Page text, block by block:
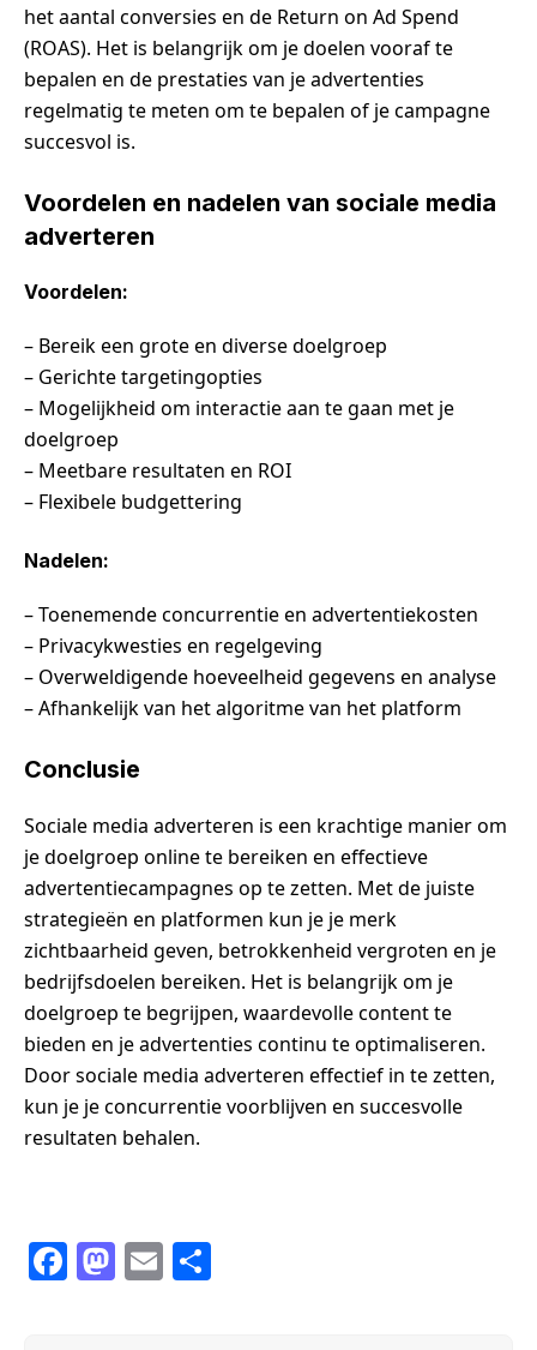
het aantal conversies en de Return on Ad Spend
(ROAS). Het is belangrijk om je doelen vooraf te
bepalen en de prestaties van je advertenties
regelmatig te meten om te bepalen of je campagne
succesvol is.
Voordelen en nadelen van sociale media
adverteren
Voordelen:
– Bereik een grote en diverse doelgroep
– Gerichte targetingopties
– Mogelijkheid om interactie aan te gaan met je
doelgroep
– Meetbare resultaten en ROI
– Flexibele budgettering
Nadelen:
– Toenemende concurrentie en advertentiekosten
– Privacykwesties en regelgeving
– Overweldigende hoeveelheid gegevens en analyse
– Afhankelijk van het algoritme van het platform
Conclusie
Sociale media adverteren is een krachtige manier om
je doelgroep online te bereiken en effectieve
advertentiecampagnes op te zetten. Met de juiste
strategieën en platformen kun je je merk
zichtbaarheid geven, betrokkenheid vergroten en je
bedrijfsdoelen bereiken. Het is belangrijk om je
doelgroep te begrijpen, waardevolle content te
bieden en je advertenties continu te optimaliseren.
Door sociale media adverteren effectief in te zetten,
kun je je concurrentie voorblijven en succesvolle
resultaten behalen.
F
M E